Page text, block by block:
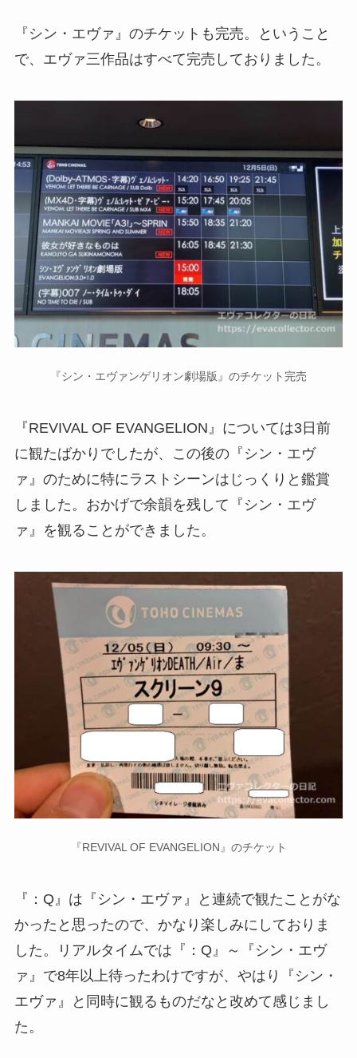
『シン・エヴァ』のチケットも完売。ということ
で、エヴァ三作品はすべて完売しておりました。
『シン・エヴァンゲリオン劇場版』のチケット完売
『REVIVAL OF EVANGELION』については3日前
に観たばかりでしたが、この後の『シン・エヴ
ァ』のために特にラストシーンはじっくりと鑑賞
しました。おかげで余韻を残して『シン・エヴ
ァ』を観ることができました。
『REVIVAL OF EVANGELION』のチケット
『：Q』は『シン・エヴァ』と連続で観たことがな
かったと思ったので、かなり楽しみにしておりま
した。リアルタイムでは『：Q』～『シン・エヴ
ァ』で8年以上待ったわけですが、やはり『シン・
エヴァ』と同時に観るものだなと改めて感じまし
た。